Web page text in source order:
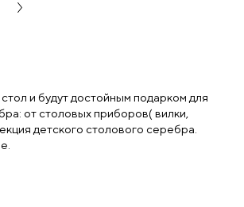
и будут достойным подарком для
от столовых приборов( вилки,
детского столового серебра.